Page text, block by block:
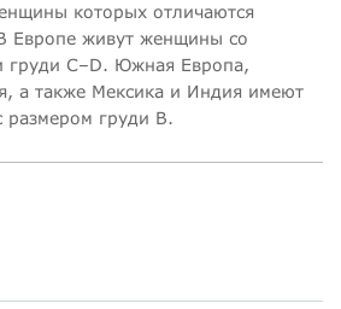
которых отличаются
Европе живут женщины со
груди C–D. Южная Европа,
а также Мексика и Индия имеют
размером груди В.